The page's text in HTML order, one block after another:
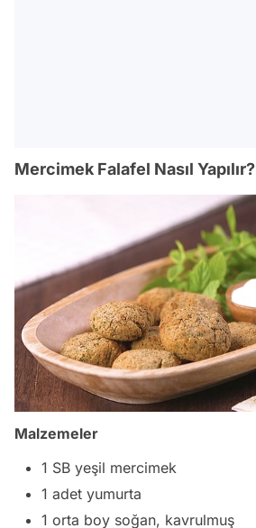
Mercimek Falafel Nasıl Yapılır?
Malzemeler
1 SB yeşil mercimek
1 adet yumurta
1 orta boy soğan, kavrulmuş